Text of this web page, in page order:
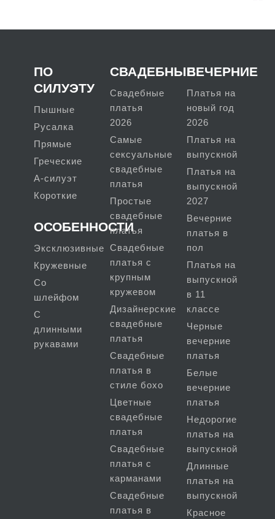
ПО
СИЛУЭТУ
Пышные
Русалка
Прямые
Греческие
А-силуэт
Короткие
ОСОБЕННОСТИ
Эксклюзивные
Кружевные
Со
шлейфом
С
длинными
рукавами
СВАДЕБНЫЕ
Свадебные
платья
2026
Самые
сексуальные
свадебные
платья
Простые
свадебные
платья
Свадебные
платья с
крупным
кружевом
Дизайнерские
свадебные
платья
Свадебные
платья в
стиле бохо
Цветные
свадебные
платья
Свадебные
платья с
карманами
Свадебные
платья в
ВЕЧЕРНИЕ
Платья на
новый год
2026
Платья на
выпускной
Платья на
выпускной
2027
Вечерние
платья в
пол
Платья на
выпускной
в 11
классе
Черные
вечерние
платья
Белые
вечерние
платья
Недорогие
платья на
выпускной
Длинные
платья на
выпускной
Красное